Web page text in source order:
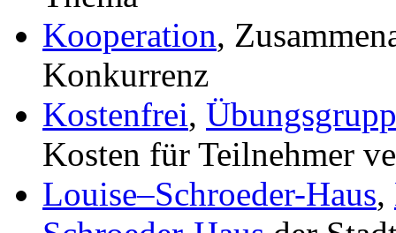
Kooperation,
Konkurrenz
Kostenfrei,
Kosten für Teilnehmer
Louise–Schroeder-Haus,